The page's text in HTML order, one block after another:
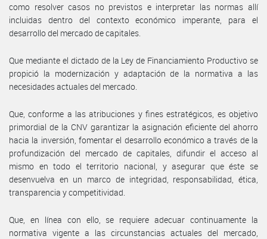
como resolver casos no previstos e interpretar las normas allí
incluidas dentro del contexto económico imperante, para el
desarrollo del mercado de capitales.
Que mediante el dictado de la Ley de Financiamiento Productivo se
propició la modernización y adaptación de la normativa a las
necesidades actuales del mercado.
Que, conforme a las atribuciones y fines estratégicos, es objetivo
primordial de la CNV garantizar la asignación eficiente del ahorro
hacia la inversión, fomentar el desarrollo económico a través de la
profundización del mercado de capitales, difundir el acceso al
mismo en todo el territorio nacional, y asegurar que éste se
desenvuelva en un marco de integridad, responsabilidad, ética,
transparencia y competitividad.
Que, en línea con ello, se requiere adecuar continuamente la
normativa vigente a las circunstancias actuales del mercado,